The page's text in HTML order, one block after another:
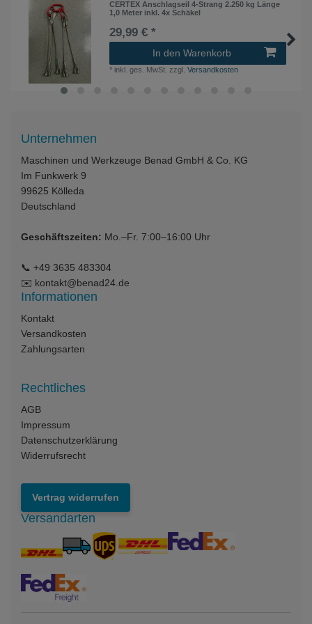
CERTEX Anschlagseil 4-Strang 2.250 kg Länge
1,0 Meter inkl. 4x Schäkel
29,99 € *
In den Warenkorb
* inkl. ges. MwSt. zzgl.Versandkosten
Unternehmen
Maschinen und Werkzeuge Benad GmbH & Co. KG
Im Funkwerk 9
99625 Kölleda
Deutschland
Geschäftszeiten: Mo.–Fr. 7:00–16:00 Uhr
📞 +49 3635 483304
✉️ kontakt@benad24.de
Informationen
Kontakt
Versandkosten
Zahlungsarten
Rechtliches
AGB
Impressum
Datenschutzerklärung
Widerrufsrecht
Vertrag widerrufen
Versandarten